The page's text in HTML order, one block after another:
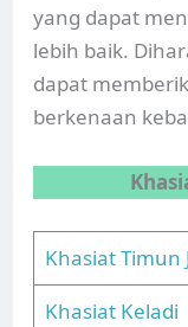
yang dapat
lebih baik.
dapat
berkenaan
Khasiat Timun
Khasiat Keladi